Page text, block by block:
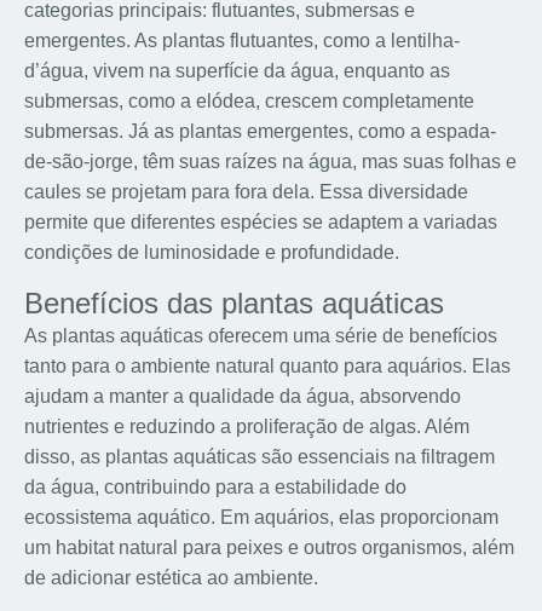
categorias principais: flutuantes, submersas e
emergentes. As plantas flutuantes, como a lentilha-
d’água, vivem na superfície da água, enquanto as
submersas, como a elódea, crescem completamente
submersas. Já as plantas emergentes, como a espada-
de-são-jorge, têm suas raízes na água, mas suas folhas e
caules se projetam para fora dela. Essa diversidade
permite que diferentes espécies se adaptem a variadas
condições de luminosidade e profundidade.
Benefícios das plantas aquáticas
As plantas aquáticas oferecem uma série de benefícios
tanto para o ambiente natural quanto para aquários. Elas
ajudam a manter a qualidade da água, absorvendo
nutrientes e reduzindo a proliferação de algas. Além
disso, as plantas aquáticas são essenciais na filtragem
da água, contribuindo para a estabilidade do
ecossistema aquático. Em aquários, elas proporcionam
um habitat natural para peixes e outros organismos, além
de adicionar estética ao ambiente.